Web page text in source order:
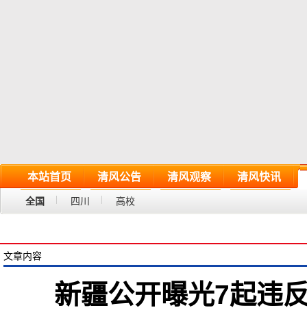
本站首页 清风公告 清风观察 清风快讯
全国 四川 高校
文章内容
新疆公开曝光7起违